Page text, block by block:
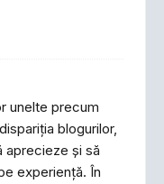
unelte precum
blogurilor,
aprecieze și să
experiență. În